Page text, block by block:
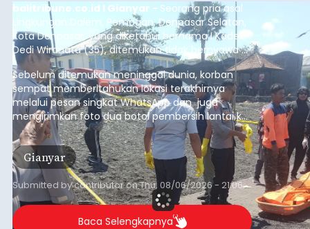
balitribune.co.id I Gianyar - Seorang pria asal
Lingkungan Dalem, Pemogan, Denpasar Selatan,
Kota Denpasar, yang diketahui bernama I Kadek
Dedi Wiranata (35), ditemukan tidak bernyawa di
pesisir Pantai Purnama, Sukawati.
Sebelum ditemukan meninggal dunia, korban
sempat memberitahukan lokasi terakhirnya
melalui pesan singkat WhatsApp dan juga
mengirimkan foto dua botol pembersih lantai ke
istrinya.
Gianyar
Submitted bycontributoronThu, 08/06/2026 - 21:06
Baca Selengkapnya